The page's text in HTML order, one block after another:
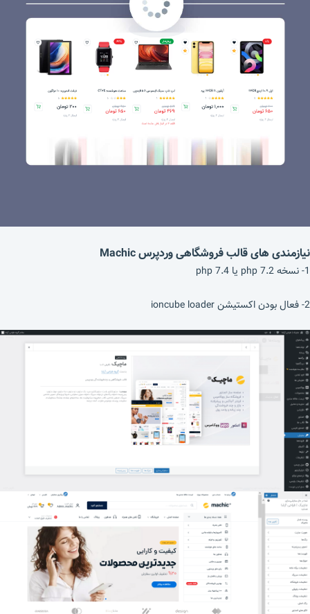
نیازمندی های قالب فروشگاهی وردپرسMachic
1- نسخه php 7.2 یا php 7.4
2- فعال بودن اکستیشن ioncube loader